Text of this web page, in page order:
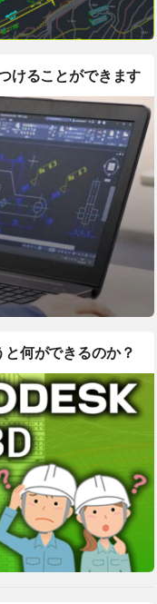
けることができます
何ができるのか？